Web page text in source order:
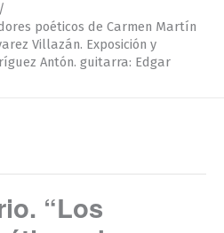
poéticos de Carmen Martín
Villazán. Exposición y
Antón. guitarra: Edgar
“Los